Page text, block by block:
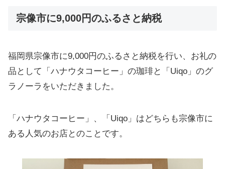
宗像市に9,000円のふるさと納税
福岡県宗像市に9,000円のふるさと納税を行い、お礼の
品として「ハナウタコーヒー」の珈琲と「Uiqo」のグ
ラノーラをいただきました。
「ハナウタコーヒー」、「Uiqo」はどちらも宗像市に
ある人気のお店とのことです。